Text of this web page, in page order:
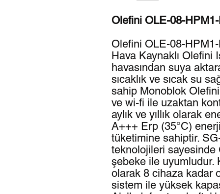
Olefini OLE-08-HPM1-
Olefini OLE-08-HPM1-
Hava Kaynaklı Olefini
havasından suya
sıcaklık ve sıcak su
sahip Monoblok Olefini
ve wi-fi ile uzaktan
aylık ve yıllık olarak
A+++ Erp (35°C)
tüketimine sahiptir.
teknolojileri
şebeke ile uyumludur.
olarak 8 cihaza kadar
sistem ile yüksek